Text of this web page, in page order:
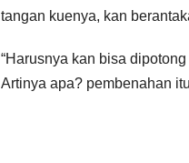
tangan kuenya, kan
“Harusnya kan bisa
Artinya apa? pembenahan